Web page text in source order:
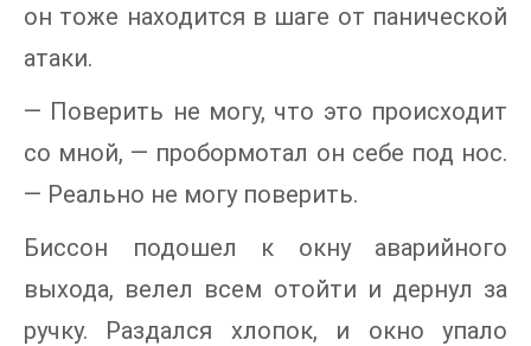
он тоже находится в шаге от панической
атаки.
— Поверить не могу, что это происходит
со мной, — пробормотал он себе под нос.
— Реально не могу поверить.
Биссон подошел к окну аварийного
выхода, велел всем отойти и дернул за
ручку. Раздался хлопок, и окно упало